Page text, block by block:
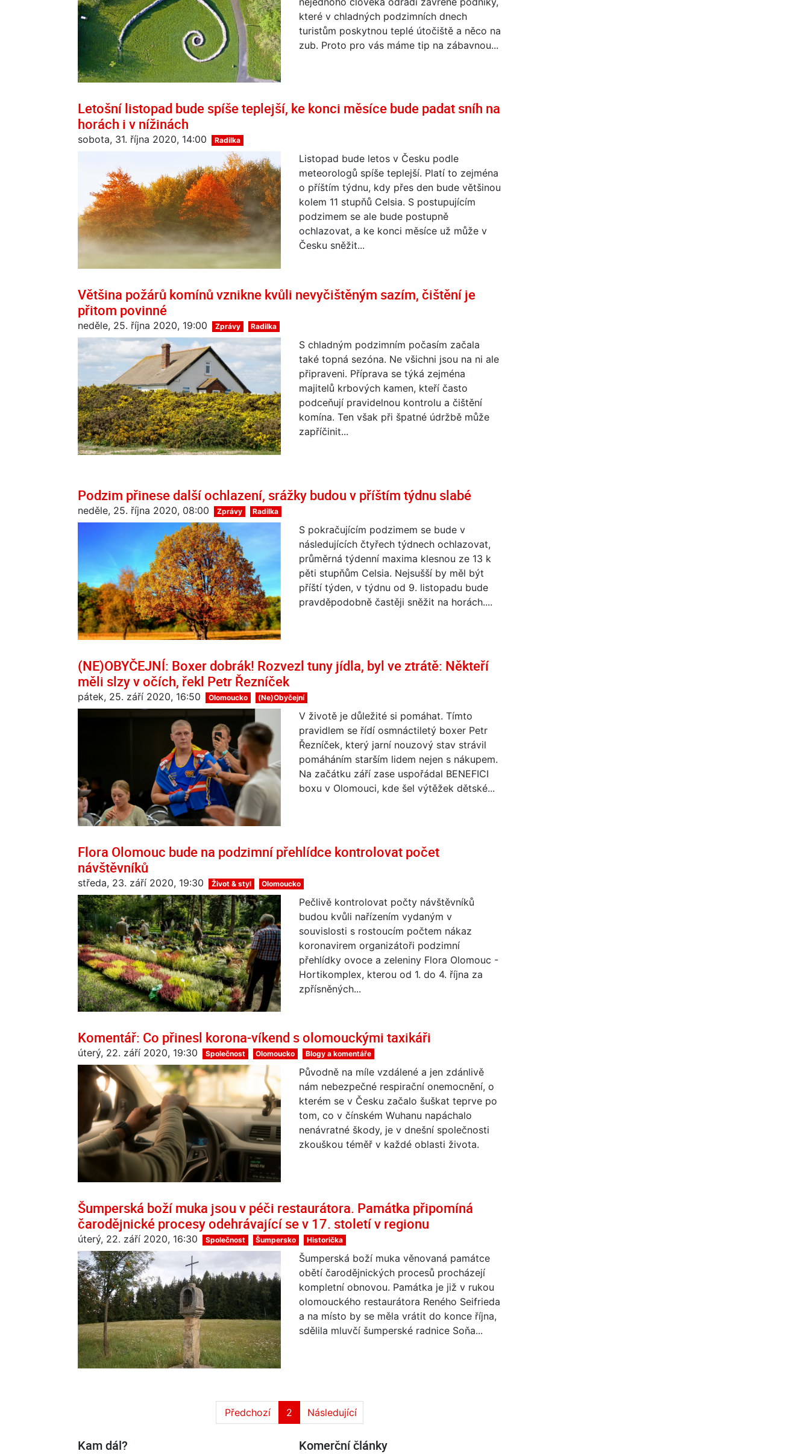
které v chladných podzimních dnech
turistům poskytnou teplé útočiště a něco na
zub. Proto pro vás máme tip na zábavnou...
Letošní listopad bude spíše teplejší, ke konci měsíce bude padat sníh na
horách i v nížinách
sobota, 31. října 2020, 14:00 Radilka
Listopad bude letos v Česku podle
meteorologů spíše teplejší. Platí to zejména
o příštím týdnu, kdy přes den bude většinou
kolem 11 stupňů Celsia. S postupujícím
podzimem se ale bude postupně
ochlazovat, a ke konci měsíce už může v
Česku sněžit...
Většina požárů komínů vznikne kvůli nevyčištěným sazím, čištění je
přitom povinné
neděle, 25. října 2020, 19:00 Zprávy Radilka
S chladným podzimním počasím začala
také topná sezóna. Ne všichni jsou na ni ale
připraveni. Příprava se týká zejména
majitelů krbových kamen, kteří často
podceňují pravidelnou kontrolu a čištění
komína. Ten však při špatné údržbě může
zapříčinit...
Podzim přinese další ochlazení, srážky budou v příštím týdnu slabé
neděle, 25. října 2020, 08:00 Zprávy Radilka
S pokračujícím podzimem se bude v
následujících čtyřech týdnech ochlazovat,
průměrná týdenní maxima klesnou ze 13 k
pěti stupňům Celsia. Nejsušší by měl být
příští týden, v týdnu od 9. listopadu bude
pravděpodobně častěji sněžit na horách....
(NE)OBYČEJNÍ: Boxer dobrák! Rozvezl tuny jídla, byl ve ztrátě: Někteří
měli slzy v očích, řekl Petr Řezníček
pátek, 25. září 2020, 16:50 Olomoucko (Ne)Obyčejní
V životě je důležité si pomáhat. Tímto
pravidlem se řídí osmnáctiletý boxer Petr
Řezníček, který jarní nouzový stav strávil
pomáháním starším lidem nejen s nákupem.
Na začátku září zase uspořádal BENEFICI
boxu v Olomouci, kde šel výtěžek dětské...
Flora Olomouc bude na podzimní přehlídce kontrolovat počet
návštěvníků
středa, 23. září 2020, 19:30 Život & styl Olomoucko
Pečlivě kontrolovat počty návštěvníků
budou kvůli nařízením vydaným v
souvislosti s rostoucím počtem nákaz
koronavirem organizátoři podzimní
přehlídky ovoce a zeleniny Flora Olomouc -
Hortikomplex, kterou od 1. do 4. října za
zpřísněných...
Komentář: Co přinesl korona-víkend s olomouckými taxikáři
úterý, 22. září 2020, 19:30 Společnost Olomoucko Blogy a komentáře
Původně na míle vzdálené a jen zdánlivě
nám nebezpečné respirační onemocnění, o
kterém se v Česku začalo šuškat teprve po
tom, co v čínském Wuhanu napáchalo
nenávratné škody, je v dnešní společnosti
zkouškou téměř v každé oblasti života.
Šumperská boží muka jsou v péči restaurátora. Památka připomíná
čarodějnické procesy odehrávající se v 17. století v regionu
úterý, 22. září 2020, 16:30 Společnost Šumpersko Historička
Šumperská boží muka věnovaná památce
obětí čarodějnických procesů procházejí
kompletní obnovou. Památka je již v rukou
olomouckého restaurátora Reného Seifrieda
a na místo by se měla vrátit do konce října,
sdělila mluvčí šumperské radnice Soňa...
Předchozí 2 Následující
Kam dál? Komerční články